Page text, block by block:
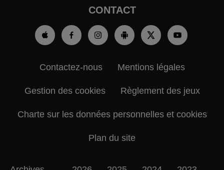
CONTACT
Contactez-nous Mentions légales
Gestion des cookies Règlement des jeux
Charte sur les données personnelles et cookies
Plan du site